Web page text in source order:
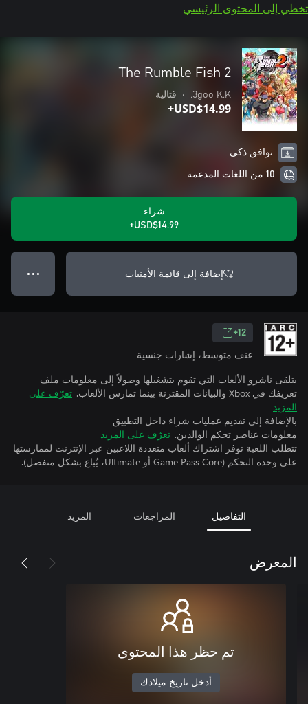
تخطي إلى المحتوى الرئيسي
The Rumble Fish 2
3goo K.K.
• قتالية
USD$14.99+
توافق ذكي
10 من اللغات المدعمة
شراء
USD$14.99+
إضافة إلى قائمة الأمنيات ● ● ●
12+
عنف متوسط، إشارات جنسية
يتلقى ناشرو الألعاب التي تقوم بتشغيلها وصولاً إلى معلومات ملف
تعريفك في Xbox والبيانات المقترنة بينما تمارس الألعاب.
تعرّف على
المزيد
بالإضافة إلى تقديم عمليات شراء داخل التطبيق
معلومات عناصر تحكم الوالدين. تعرّف على المزيد
تتطلب اللعبة توفر اشتراك ألعاب متعددة اللاعبين عبر الإنترنت لممارستها
على وحدة التحكم (Game Pass Core أو Ultimate، يُباع بشكل منفصل).
التفاصيل المراجعات المزيد
المعرض
تم حظر هذا المحتوى
أدخل تاريخ ميلادك